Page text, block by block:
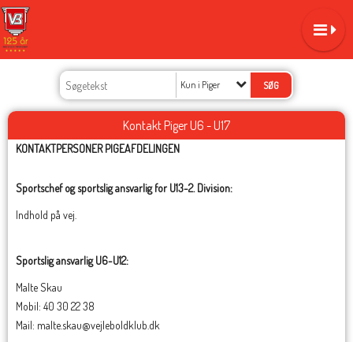
Kun i Piger
Kontakt Piger U6 - U17
KONTAKTPERSONER PIGEAFDELINGEN
Sportschef og sportslig ansvarlig for U13-2. Division:
Indhold på vej.
Sportslig ansvarlig U6-U12:
Malte Skau
Mobil: 40 30 22 38
Mail: malte.skau@vejleboldklub.dk